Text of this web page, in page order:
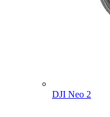
DJI Neo 2